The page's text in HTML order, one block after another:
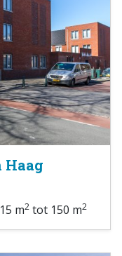
Haag
m2 tot 150 m2